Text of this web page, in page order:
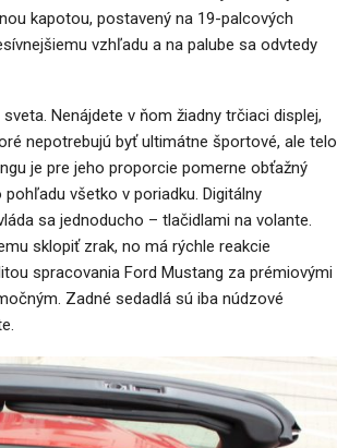
kapotou, postavený na 19-palcových
vzhľadu a na palube sa odvtedy
Nenájdete v ňom žiadny trčiaci displej,
nepotrebujú byť ultimátne športové, ale telo
je pre jeho proporcie pomerne obťažný
všetko v poriadku. Digitálny
sa jednoducho – tlačidlami na volante.
sklopiť zrak, no má rýchle reakcie
spracovania Ford Mustang za prémiovými
Zadné sedadlá sú iba núdzové